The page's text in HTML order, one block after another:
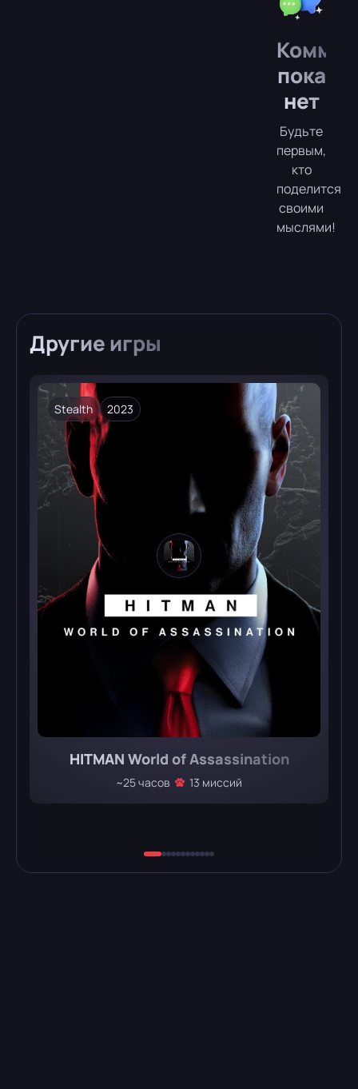
пока
нет
Будьте
первым,
кто
поделится
своими
мыслями!
Другиеигры
Stealth 2023
HITMAN World of Assassination
~25 часов 13 миссий